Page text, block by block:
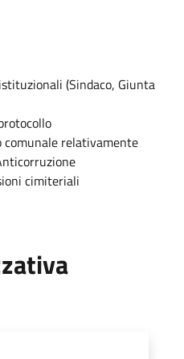
(Sindaco, Giunta
comunale relativamente
cimiteriali